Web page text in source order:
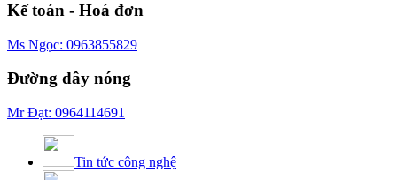
Kế toán - Hoá đơn
Ms Ngọc: 0963855829
Đường dây nóng
Mr Đạt: 0964114691
Tin tức công nghệ